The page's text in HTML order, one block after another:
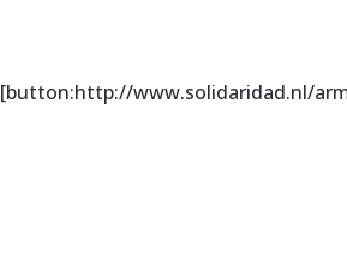
[button:http://www.solidaridad.nl/